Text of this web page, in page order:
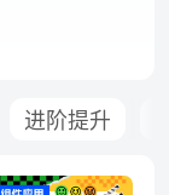
进阶提升